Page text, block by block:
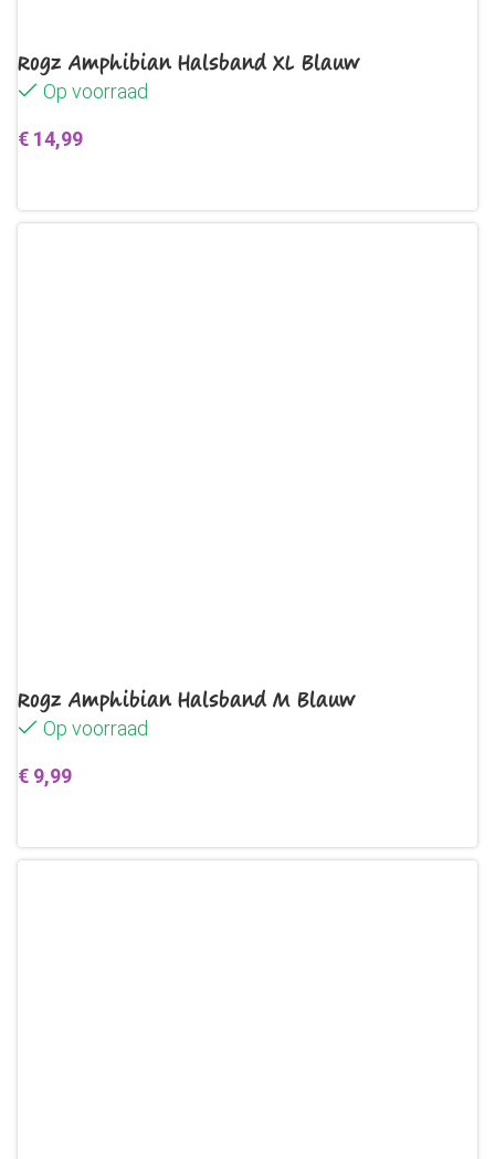
Rogz Amphibian Halsband XL Blauw
Op voorraad
€ 14,99
Rogz Amphibian Halsband M Blauw
Op voorraad
€ 9,99